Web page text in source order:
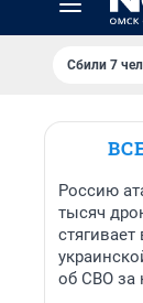
Сбили 7
Россию
тысяч
стягивает
об СВО за